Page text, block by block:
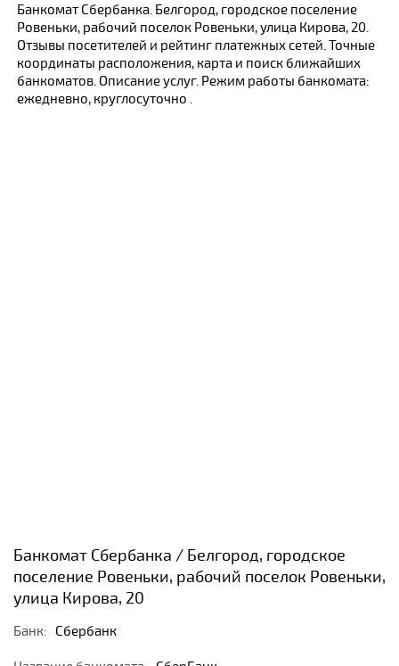
Поиск
Банкомат Сбербанка. Белгород, городское поселение
Ровеньки, рабочий поселок Ровеньки, улица Кирова, 20.
Отзывы посетителей и рейтинг платежных сетей. Точные
координаты расположения, карта и поиск ближайших
банкоматов. Описание услуг. Режим работы банкомата:
ежедневно, круглосуточно .
Банкомат Сбербанка / Белгород, городское
поселение Ровеньки, рабочий поселок Ровеньки,
улица Кирова, 20
Банк: Сбербанк